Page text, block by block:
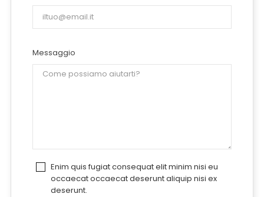
Messaggio
Enim quis fugiat consequat elit minim nisi eu
occaecat occaecat deserunt aliquip nisi ex
deserunt.